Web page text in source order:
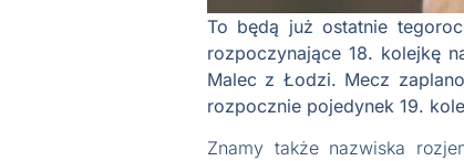
To będą już ostatnie
rozpoczynające 18. kolejkę
Malec z Łodzi. Mecz
rozpocznie pojedynek 19.
Znamy także nazwiska